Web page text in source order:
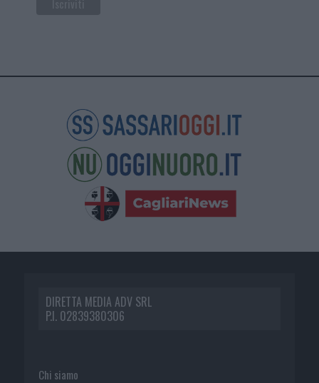
DIRETTA MEDIA ADV SRL
P.I. 02839380306
Chi siamo